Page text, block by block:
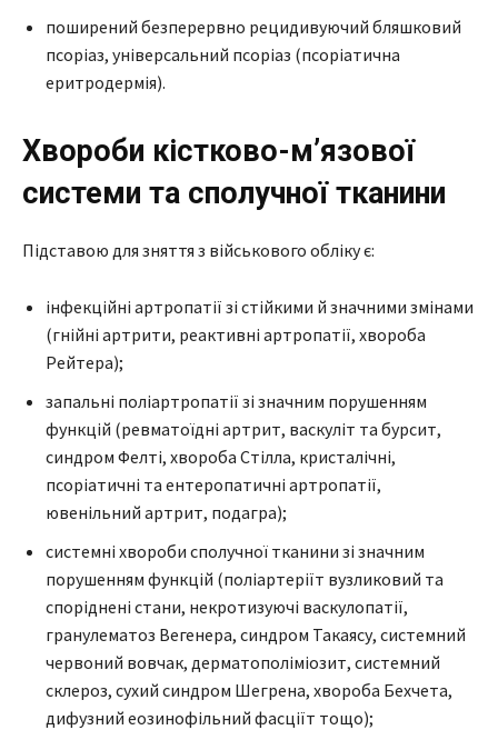
поширений безперервно рецидивуючий бляшковий
псоріаз, універсальний псоріаз (псоріатична
еритродермія).
Хвороби кістково-м’язової
системи та сполучної тканини
Підставою для зняття з військового обліку є:
інфекційні артропатії зі стійкими й значними змінами
(гнійні артрити, реактивні артропатії, хвороба
Рейтера);
запальні поліартропатії зі значним порушенням
функцій (ревматоїдні артрит, васкуліт та бурсит,
синдром Фелті, хвороба Стілла, кристалічні,
псоріатичні та ентеропатичні артропатії,
ювенільний артрит, подагра);
системні хвороби сполучної тканини зі значним
порушенням функцій (поліартеріїт вузликовий та
споріднені стани, некротизуючі васкулопатії,
гранулематоз Вегенера, синдром Такаясу, системний
червоний вовчак, дерматополіміозит, системний
склероз, сухий синдром Шегрена, хвороба Бехчета,
дифузний еозинофільний фасціїт тощо);